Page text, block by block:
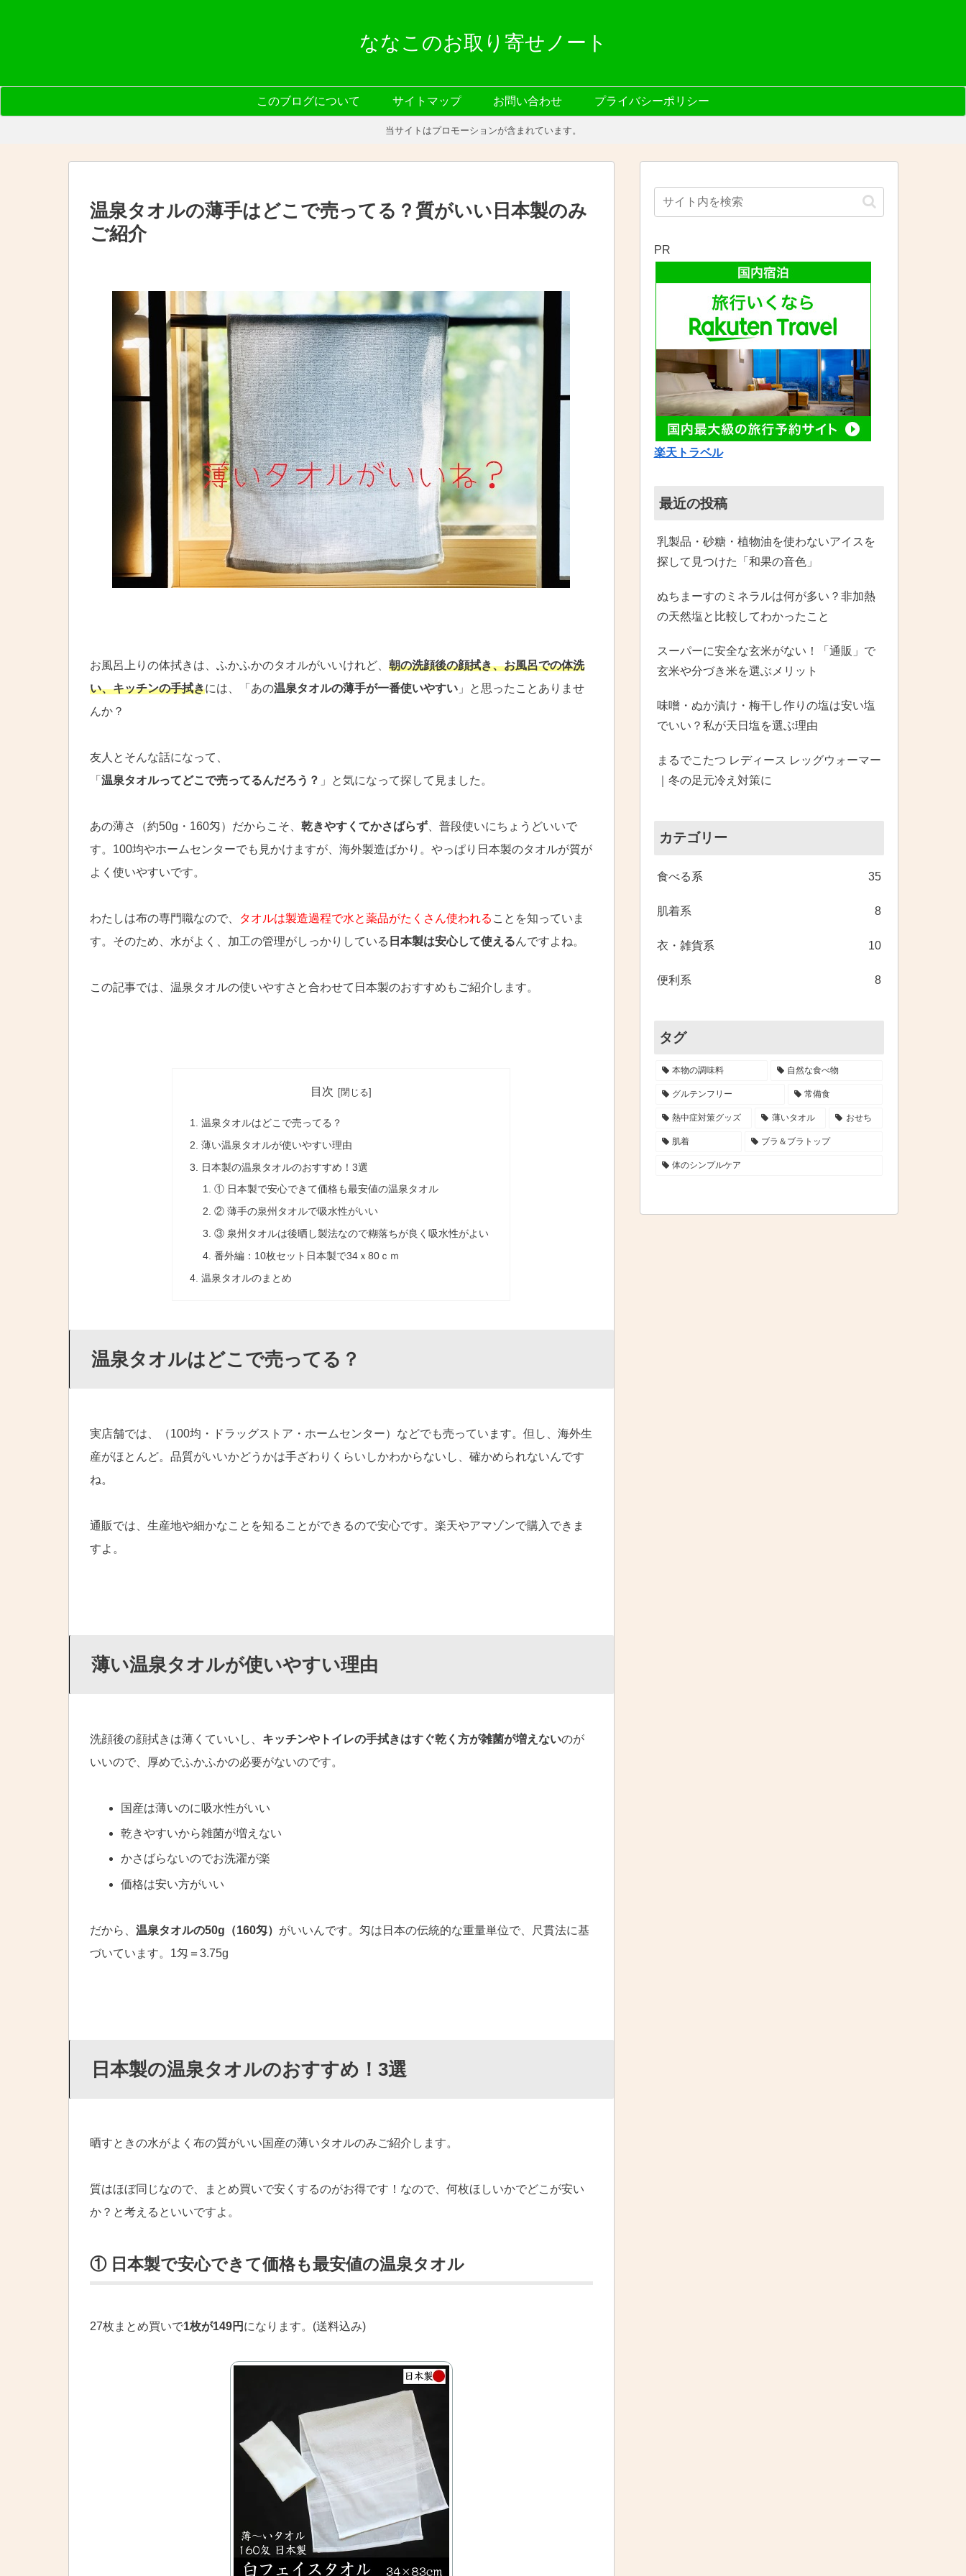
ななこのお取り寄せノート
このブログについて サイトマップ お問い合わせ プライバシーポリシー
当サイトはプロモーションが含まれています。
温泉タオルの薄手はどこで売ってる？質がいい日本製のみ
ご紹介
お風呂上りの体拭きは、ふかふかのタオルがいいけれど、 朝の洗顔後の顔拭き、お風呂での体洗
い、キッチンの手拭きには、「あの温泉タオルの薄手が一番使いやすい」と思ったことありませ
んか？
友人とそんな話になって、
「 温泉タオルってどこで売ってるんだろう？ 」と気になって探して見ました。
あの薄さ（約50g・160匁）だからこそ、 乾きやすくてかさばらず、普段使いにちょうどいいで
す。100均やホームセンターでも見かけますが、海外製造ばかり。やっぱり日本製のタオルが質が
よく使いやすいです。
わたしは布の専門職なので、 タオルは製造過程で水と薬品がたくさん使われる ことを知っていま
す。そのため、水がよく、加工の管理がしっかりしている 日本製は安心して使えるんですよね。
この記事では、温泉タオルの使いやすさと合わせて日本製のおすすめもご紹介します。
目次
温泉タオルはどこで売ってる？
薄い温泉タオルが使いやすい理由
日本製の温泉タオルのおすすめ！3選
① 日本製で安心できて価格も最安値の温泉タオル
② 薄手の泉州タオルで吸水性がいい
③ 泉州タオルは後晒し製法なので糊落ちが良く吸水性がよい
番外編：10枚セット日本製で34ｘ80ｃｍ
温泉タオルのまとめ
温泉タオルはどこで売ってる？
実店舗では、（100均・ドラッグストア・ホームセンター）などでも売っています。但し、海外生
産がほとんど。品質がいいかどうかは手ざわりくらいしかわからないし、確かめられないんです
ね。
通販では、生産地や細かなことを知ることができるので安心です。楽天やアマゾンで購入できま
すよ。
薄い温泉タオルが使いやすい理由
洗顔後の顔拭きは薄くていいし、 キッチンやトイレの手拭きはすぐ乾く方が雑菌が増えないのが
いいので、厚めでふかふかの必要がないのです。
国産は薄いのに吸水性がいい
乾きやすいから雑菌が増えない
かさばらないのでお洗濯が楽
価格は安い方がいい
だから、 温泉タオルの50g（160匁） がいいんです。匁は日本の伝統的な重量単位で、尺貫法に基
づいています。1匁＝3.75g
日本製の温泉タオルのおすすめ！3選
晒すときの水がよく布の質がいい国産の薄いタオルのみご紹介します。
質はほぼ同じなので、まとめ買いで安くするのがお得です！なので、何枚ほしいかでどこが安い
か？と考えるといいですよ。
① 日本製で安心できて価格も最安値の温泉タオル
27枚まとめ買いで1枚が149円 になります。(送料込み)
PR
楽天トラベル
最近の投稿
乳製品・砂糖・植物油を使わないアイスを
探して見つけた「和果の音色」
ぬちまーすのミネラルは何が多い？非加熱
の天然塩と比較してわかったこと
スーパーに安全な玄米がない！「通販」で
玄米や分づき米を選ぶメリット
味噌・ぬか漬け・梅干し作りの塩は安い塩
でいい？私が天日塩を選ぶ理由
まるでこたつ レディース レッグウォーマー
｜冬の足元冷え対策に
カテゴリー
食べる系 35
肌着系 8
衣・雑貨系 10
便利系 8
タグ
本物の調味料 自然な食べ物
グルテンフリー 常備食
熱中症対策グッズ 薄いタオル おせち
肌着 ブラ＆ブラトップ
体のシンプルケア